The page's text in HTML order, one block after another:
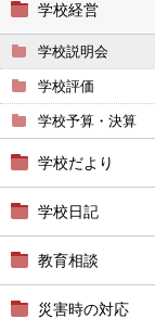
学校経営
学校説明会
学校評価
学校予算・決算
学校だより
学校日記
教育相談
災害時の対応